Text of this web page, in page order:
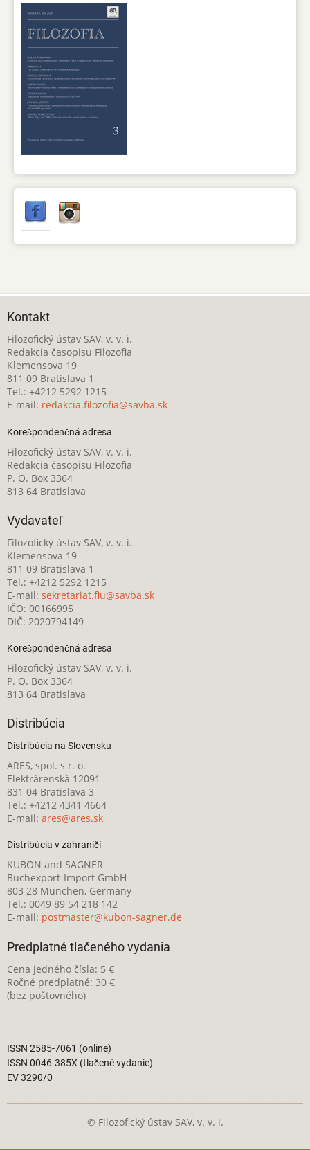
Kontakt
Filozofický ústav SAV, v. v. i.
Redakcia časopisu Filozofia
Klemensova 19
811 09 Bratislava 1
Tel.: +4212 5292 1215
E-mail: redakcia.filozofia@savba.sk
Korešpondenčná adresa
Filozofický ústav SAV, v. v. i.
Redakcia časopisu Filozofia
P. O. Box 3364
813 64 Bratislava
Vydavateľ
Filozofický ústav SAV, v. v. i.
Klemensova 19
811 09 Bratislava 1
Tel.: +4212 5292 1215
E-mail: sekretariat.fiu@savba.sk
IČO: 00166995
DIČ: 2020794149
Korešpondenčná adresa
Filozofický ústav SAV, v. v. i.
P. O. Box 3364
813 64 Bratislava
Distribúcia
Distribúcia na Slovensku
ARES, spol. s r. o.
Elektrárenská 12091
831 04 Bratislava 3
Tel.: +4212 4341 4664
E-mail: ares@ares.sk
Distribúcia v zahraničí
KUBON and SAGNER
Buchexport-Import GmbH
803 28 München, Germany
Tel.: 0049 89 54 218 142
E-mail: postmaster@kubon-sagner.de
Predplatné tlačeného vydania
Cena jedného čísla: 5 €
Ročné predplatné: 30 €
(bez poštovného)
ISSN 2585-7061 (online)
ISSN 0046-385X (tlačené vydanie)
EV 3290/0
© Filozofický ústav SAV, v. v. i.